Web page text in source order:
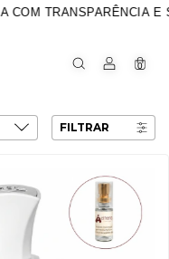
E SEGURANÇA
0
FILTRAR